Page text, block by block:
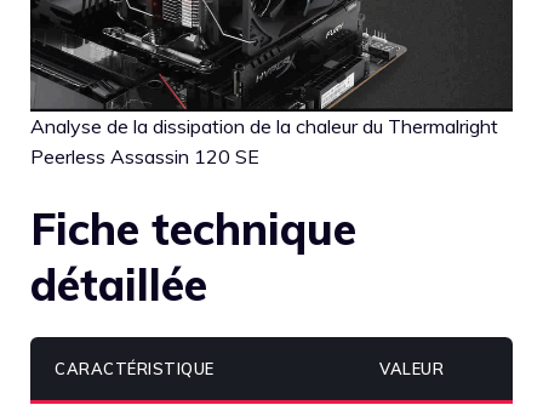
Analyse de la dissipation de la chaleur du Thermalright
Peerless Assassin 120 SE
Fiche technique
détaillée
CARACTÉRISTIQUE VALEUR